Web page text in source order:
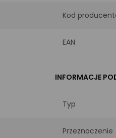
Kod
EAN
INFORMACJE
Typ
Przeznaczenie